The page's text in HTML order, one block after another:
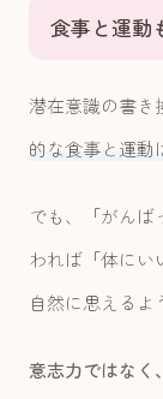
食事と運動
潜在意識の書き
的な食事と運動
でも、「がんば
われば「体にい
自然に思えるよ
意志力ではなく